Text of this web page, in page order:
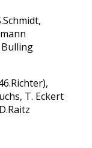
Bulling
T. Eckert